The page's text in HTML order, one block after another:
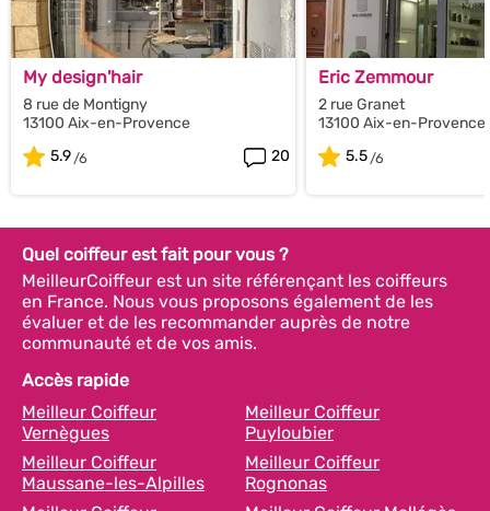
My design'hair
8 rue de Montigny
13100 Aix-en-Provence
5.9
20
Eric Zemmour
2 rue Granet
13100 Aix-en-Provence
5.5
Quel coiffeur est fait pour vous ?
MeilleurCoiffeur est un site référençant les coiffeurs
en France. Nous vous proposons également de les
évaluer et de les recommander auprès de notre
communauté et de vos amis.
Accès rapide
Meilleur Coiffeur
Vernègues
Meilleur Coiffeur
Puyloubier
Meilleur Coiffeur
Maussane-les-Alpilles
Meilleur Coiffeur
Rognonas